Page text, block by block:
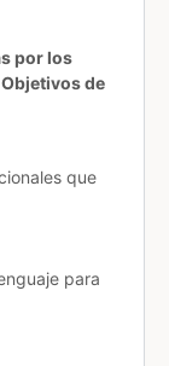
por los
de
que
para